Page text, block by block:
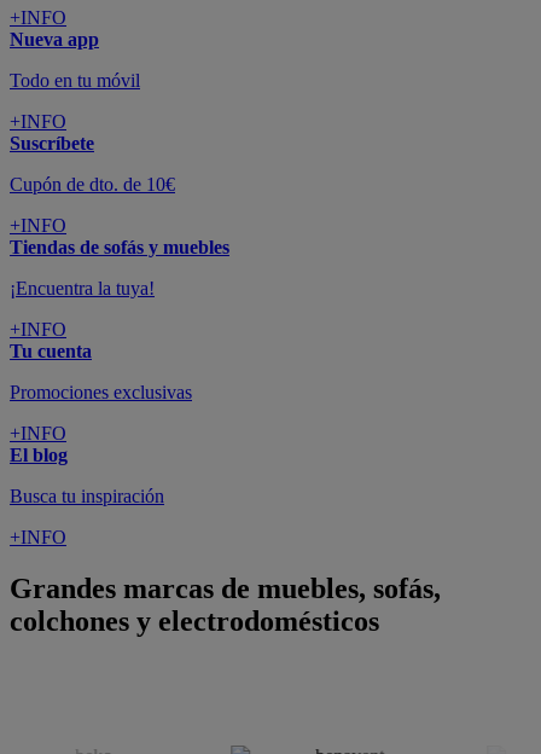
+INFO
Nueva app
Todo en tu móvil
+INFO
Suscríbete
Cupón de dto. de 10€
+INFO
Tiendas de sofás y muebles
¡Encuentra la tuya!
+INFO
Tu cuenta
Promociones exclusivas
+INFO
El blog
Busca tu inspiración
+INFO
Grandes marcas de muebles, sofás,
colchones y electrodomésticos